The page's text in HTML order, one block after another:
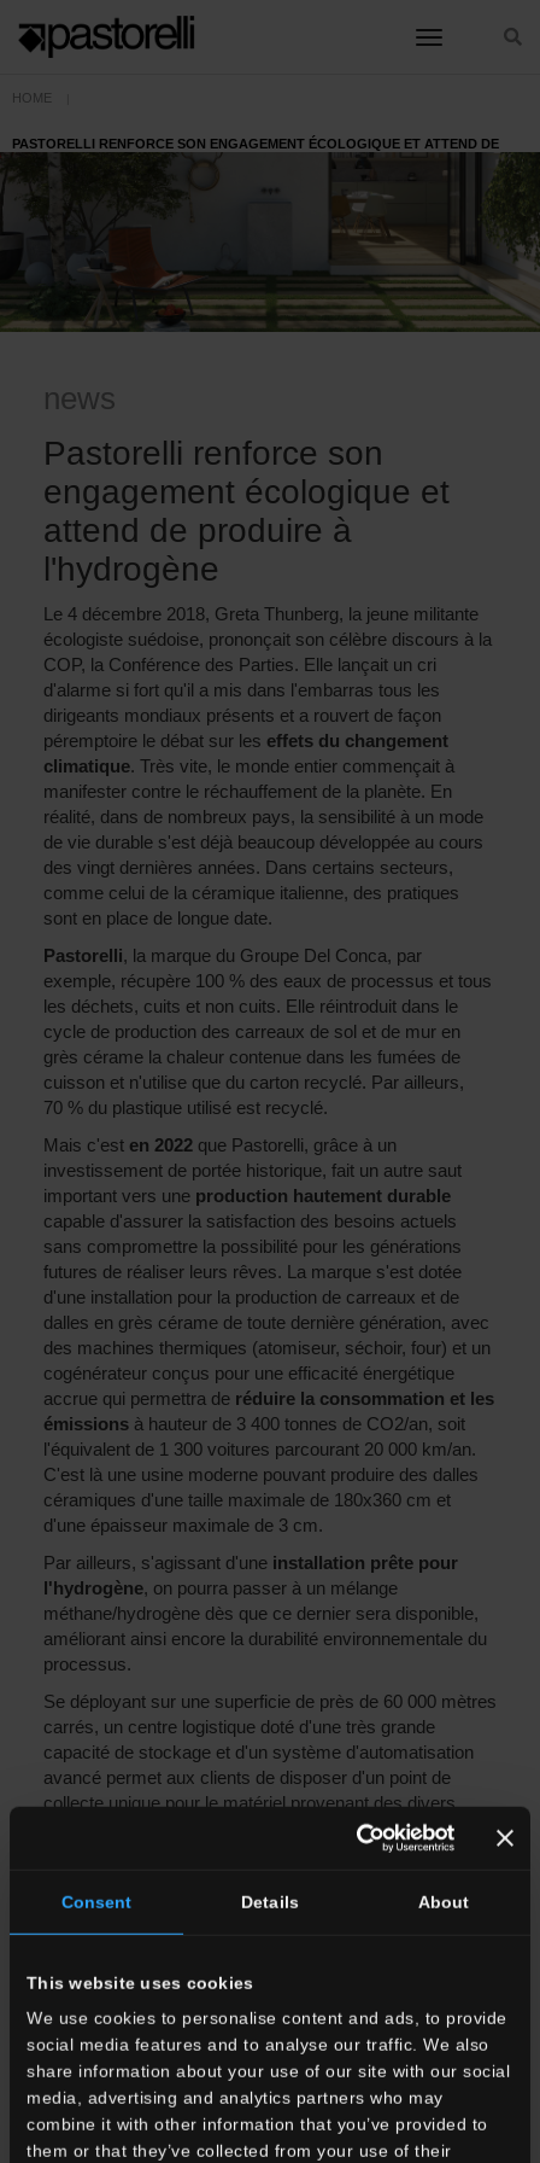
Consent Details About
This website uses cookies
We use cookies to personalise content and ads, to provide
social media features and to analyse our traffic. We also
share information about your use of our site with our social
media, advertising and analytics partners who may
combine it with other information that you’ve provided to
them or that they’ve collected from your use of their
toggle
HOME
PASTORELLI RENFORCE SON ENGAGEMENT ÉCOLOGIQUE ET ATTEND DE
news
Pastorelli renforce son
engagement écologique et
attend de produire à
l'hydrogène
Le 4 décembre 2018, Greta Thunberg, la jeune militante
écologiste suédoise, prononçait son célèbre discours à la
COP, la Conférence des Parties. Elle lançait un cri
d'alarme si fort qu'il a mis dans l'embarras tous les
dirigeants mondiaux présents et a rouvert de façon
péremptoire le débat sur les effets du changement
climatique. Très vite, le monde entier commençait à
manifester contre le réchauffement de la planète. En
réalité, dans de nombreux pays, la sensibilité à un mode
de vie durable s'est déjà beaucoup développée au cours
des vingt dernières années. Dans certains secteurs,
comme celui de la céramique italienne, des pratiques
sont en place de longue date.
Pastorelli, la marque du Groupe Del Conca, par
exemple, récupère 100 % des eaux de processus et tous
les déchets, cuits et non cuits. Elle réintroduit dans le
cycle de production des carreaux de sol et de mur en
grès cérame la chaleur contenue dans les fumées de
cuisson et n'utilise que du carton recyclé. Par ailleurs,
70 % du plastique utilisé est recyclé.
Mais c'est en 2022que Pastorelli, grâce à un
investissement de portée historique, fait un autre saut
important vers une production hautement durable
capable d'assurer la satisfaction des besoins actuels
sans compromettre la possibilité pour les générations
futures de réaliser leurs rêves. La marque s'est dotée
d'une installation pour la production de carreaux et de
dalles en grès cérame de toute dernière génération, avec
des machines thermiques (atomiseur, séchoir, four) et un
cogénérateur conçus pour une efficacité énergétique
accrue qui permettra de réduire la consommation et les
émissionsà hauteur de 3 400 tonnes de CO2/an, soit
l'équivalent de 1 300 voitures parcourant 20 000 km/an.
C'est là une usine moderne pouvant produire des dalles
céramiques d'une taille maximale de 180x360 cm et
d'une épaisseur maximale de 3 cm.
Par ailleurs, s'agissant d'une installation prête pour
l'hydrogène, on pourra passer à un mélange
méthane/hydrogène dès que ce dernier sera disponible,
améliorant ainsi encore la durabilité environnementale du
processus.
Se déployant sur une superficie de près de 60 000 mètres
carrés, un centre logistique doté d'une très grande
capacité de stockage et d'un système d'automatisation
avancé permet aux clients de disposer d'un point de
collecte unique pour le matériel provenant des divers
établissements de l'entreprise. Aujourd'hui, 100 % des
besoins en électricité de ce centre logistique sont
maximale et impact environnemental minimal.
Enfin, l'introduction de voitures d'entreprise 100 %
commencé et, depuis cette année, les catalogues sont
imprimés sur du papier certifié FSC, attestant sa
provenance d'arbres de forêts gérées selon des normes
environnementales et sociales très strictes.
Pastorelli est engagée depuis longtemps dans une
démarche de préservation de l'environnement et des
ressources naturelles, ainsi que dans une limitation de la